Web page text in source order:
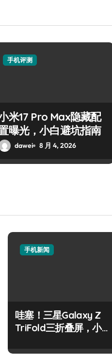
手机评测
米17 Pro Max隐藏配
曝光，小白避坑指南
dawei 8 月 4, 2026
手机新闻
哇塞！三星Galaxy Z
TriFold三折叠屏，小白